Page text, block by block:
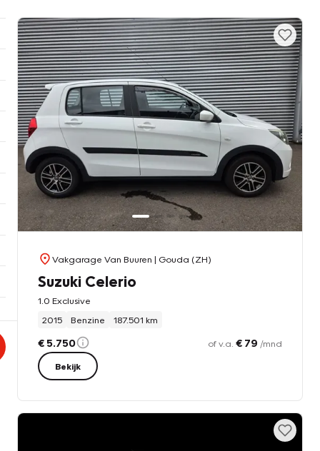
Vakgarage Van Buuren | Gouda (ZH)
Suzuki Celerio
1.0 Exclusive
2015
Benzine 187.501 km
€ 5.750 of v.a. € 79 /mnd
Bekijk